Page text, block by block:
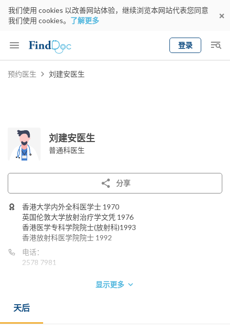
我们使用 cookies 以改善网站体验，继续浏览本网站代表您同意
我们使用 cookies。 了解更多
登录
Keyword
预约医生 刘建安医生
刘建安医生
普通科医生
分享
香港大学内外全科医学士 1970
英国伦敦大学放射治疗学文凭 1976
香港医学专科学院院士(放射科)1993
香港放射科医学院院士 1992
电话：
2578 7981
显示更多
天后